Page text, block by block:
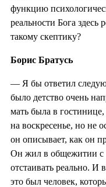
функцию
реальности Бога здесь
такому скептику?
Борис Братусь
— Я бы ответил
было детство очень
мать была в
на воскресенье, но не
он описывает, как он
Он жил в общежитии с
отстаивать реально. И
это был человек,